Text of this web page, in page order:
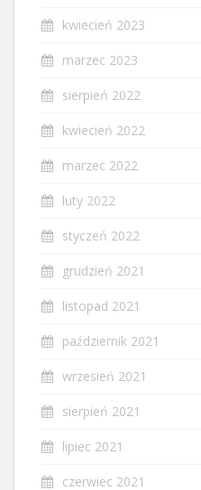
kwiecień 2023
marzec 2023
sierpień 2022
kwiecień 2022
marzec 2022
luty 2022
styczeń 2022
grudzień 2021
listopad 2021
październik 2021
wrzesień 2021
sierpień 2021
lipiec 2021
czerwiec 2021